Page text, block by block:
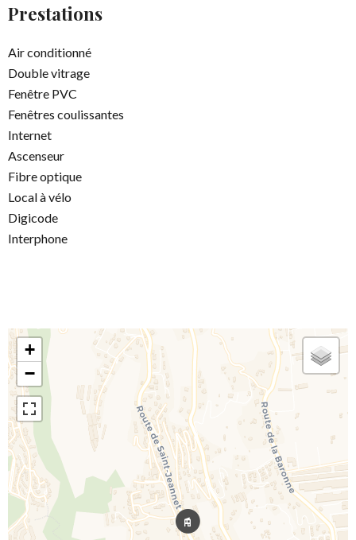
Prestations
Air conditionné
Double vitrage
Fenêtre PVC
Fenêtres coulissantes
Internet
Ascenseur
Fibre optique
Local à vélo
Digicode
Interphone
+
−